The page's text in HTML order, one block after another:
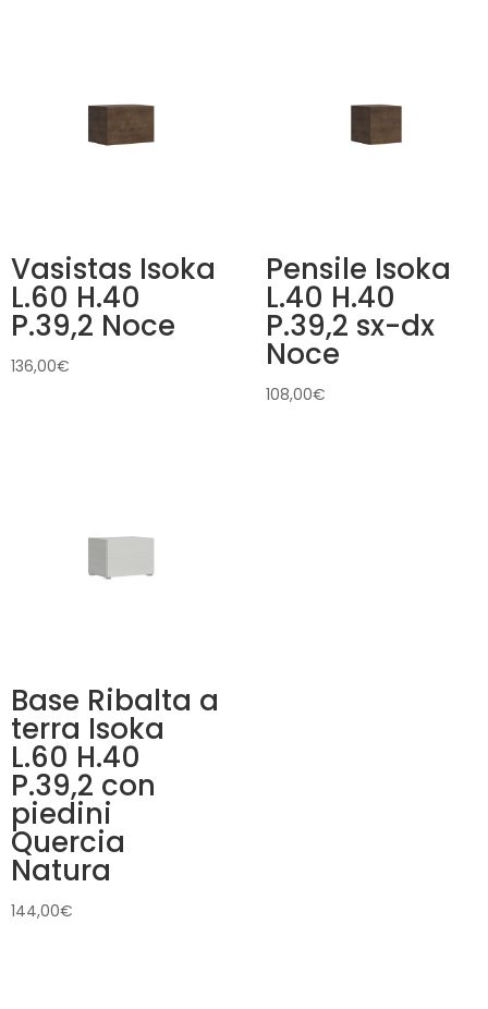
Vasistas Isoka
L.60 H.40
P.39,2 Noce
136,00€
Pensile Isoka
L.40 H.40
P.39,2 sx-dx
Noce
108,00€
Base Ribalta a
terra Isoka
L.60 H.40
P.39,2 con
piedini
Quercia
Natura
144,00€